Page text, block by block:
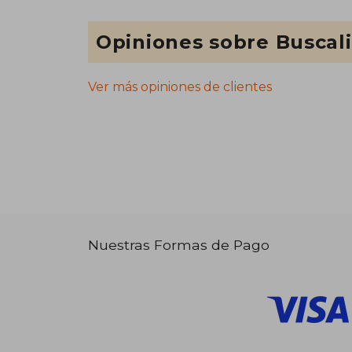
Opiniones sobre
Ver más opiniones de clientes
Nuestras Formas de Pago